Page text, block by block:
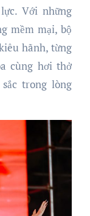
Với những
mềm mại, bộ
hãnh, từng
cùng hơi thở
trong lòng